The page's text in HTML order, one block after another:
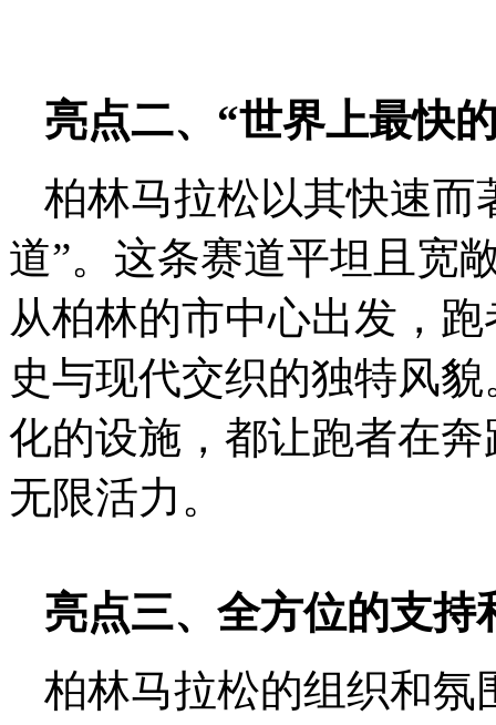
亮点二、“世界上最快
柏林马拉松以其快速而
道”。这条赛道平坦且宽
从柏林的市中心出发，
史与现代交织的独特风
化的设施，都让跑者在
无限活力。
亮点三、全方位的支持
柏林马拉松的组织和氛